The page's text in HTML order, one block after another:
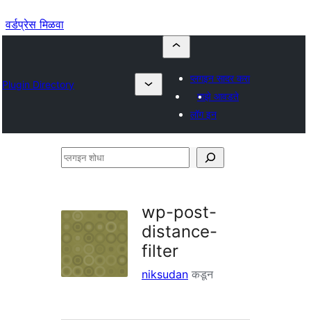
वर्डप्रेस मिळवा
Plugin Directory
प्लगइन सादर करा
माझे आवडते
लॉग इन
प्लगइन
wp-post-
distance-
filter
niksudan कडून